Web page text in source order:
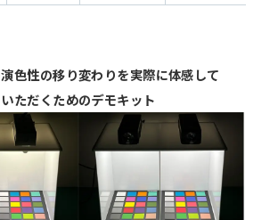
色性の移り変わりを実際に体感して
いただくためのデモキット